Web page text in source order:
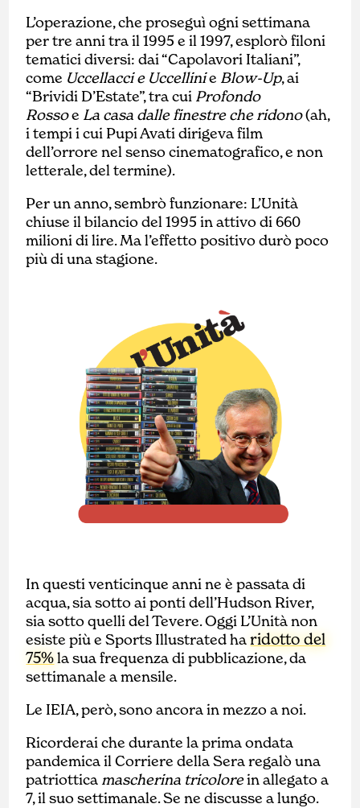
L’operazione, che proseguì ogni settimana
per tre anni tra il 1995 e il 1997, esplorò filoni
tematici diversi: dai “Capolavori Italiani”,
come Uccellacci e Uccellinie Blow-Up, ai
“Brividi D’Estate”, tra cui Profondo
Rossoe La casa dalle finestre che ridono(ah,
i tempi i cui Pupi Avati dirigeva film
dell’orrore nel senso cinematografico, e non
letterale, del termine).
Per un anno, sembrò funzionare: L’Unità
chiuse il bilancio del 1995 in attivo di 660
milioni di lire. Ma l’effetto positivo durò poco
più di una stagione.
In questi venticinque anni ne è passata di
acqua, sia sotto ai ponti dell’Hudson River,
sia sotto quelli del Tevere. Oggi L’Unità non
esiste più e Sports Illustrated haridotto del
75%la sua frequenza di pubblicazione, da
settimanale a mensile.
Le IEIA, però, sono ancora in mezzo a noi.
Ricorderai che durante la prima ondata
pandemica il Corriere della Sera regalò una
patriottica mascherina tricolorein allegato a
7, il suo settimanale. Se ne discusse a lungo.